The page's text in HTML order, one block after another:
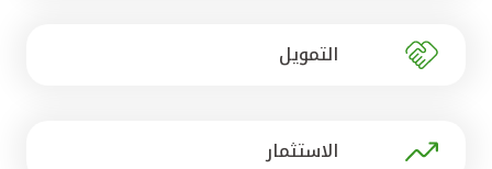
مصر
التمويل
الاستثمار